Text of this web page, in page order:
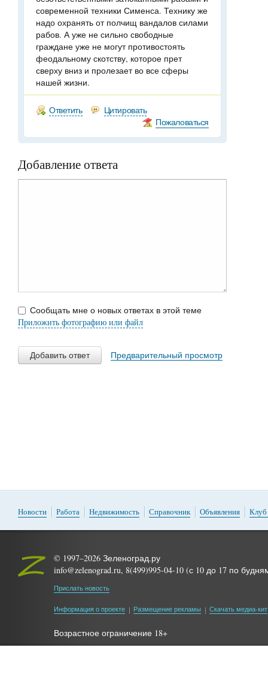
современной техники Сименса. Технику же
надо охранять от полчищ вандалов силами
рабов. А уже не сильно свободные
граждане уже не могут противостоять
феодальному скотству, которое прет
сверху вниз и пролезает во все сферы
нашей жизни.
Ответить
Цитировать
Пожаловаться
Добавление ответа
Сообщать мне о новых ответах в этой теме
Приложить фотографию или файл
Добавить ответ Предварительный просмотр
Новости Работа Недвижимость Справочник Объявления Клуб
© 1997–2026 Зеленоград.ру
info@zelenograd.ru, 8(499)995-04-10 (с 10 до 17 по
Прислать новость
Информация о проекте Размещение рекламы Скачать медиа-кит
Возрастное ограничение 18+